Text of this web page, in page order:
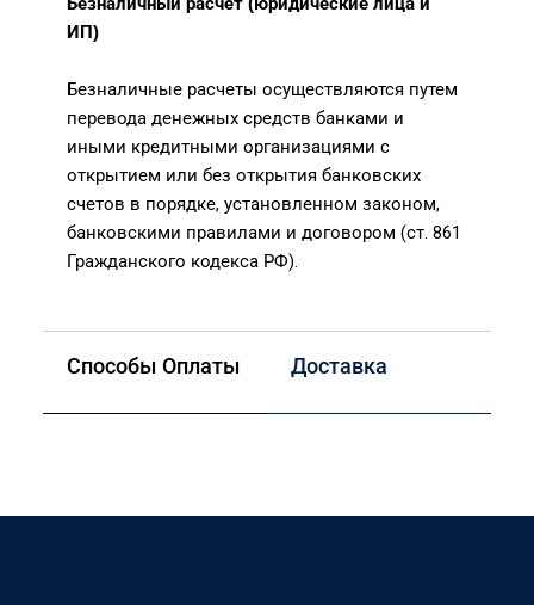
Безналичный расчет (юридические лица и
ИП)
Безналичные расчеты осуществляются путем
перевода денежных средств банками и
иными кредитными организациями с
открытием или без открытия банковских
счетов в порядке, установленном законом,
банковскими правилами и договором (ст. 861
Гражданского кодекса РФ).
Способы Оплаты Доставка